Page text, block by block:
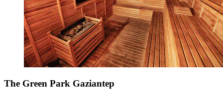
The Green Park Gaziantep